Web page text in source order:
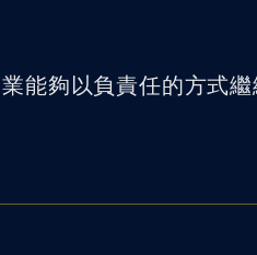
能夠以負責任的方式